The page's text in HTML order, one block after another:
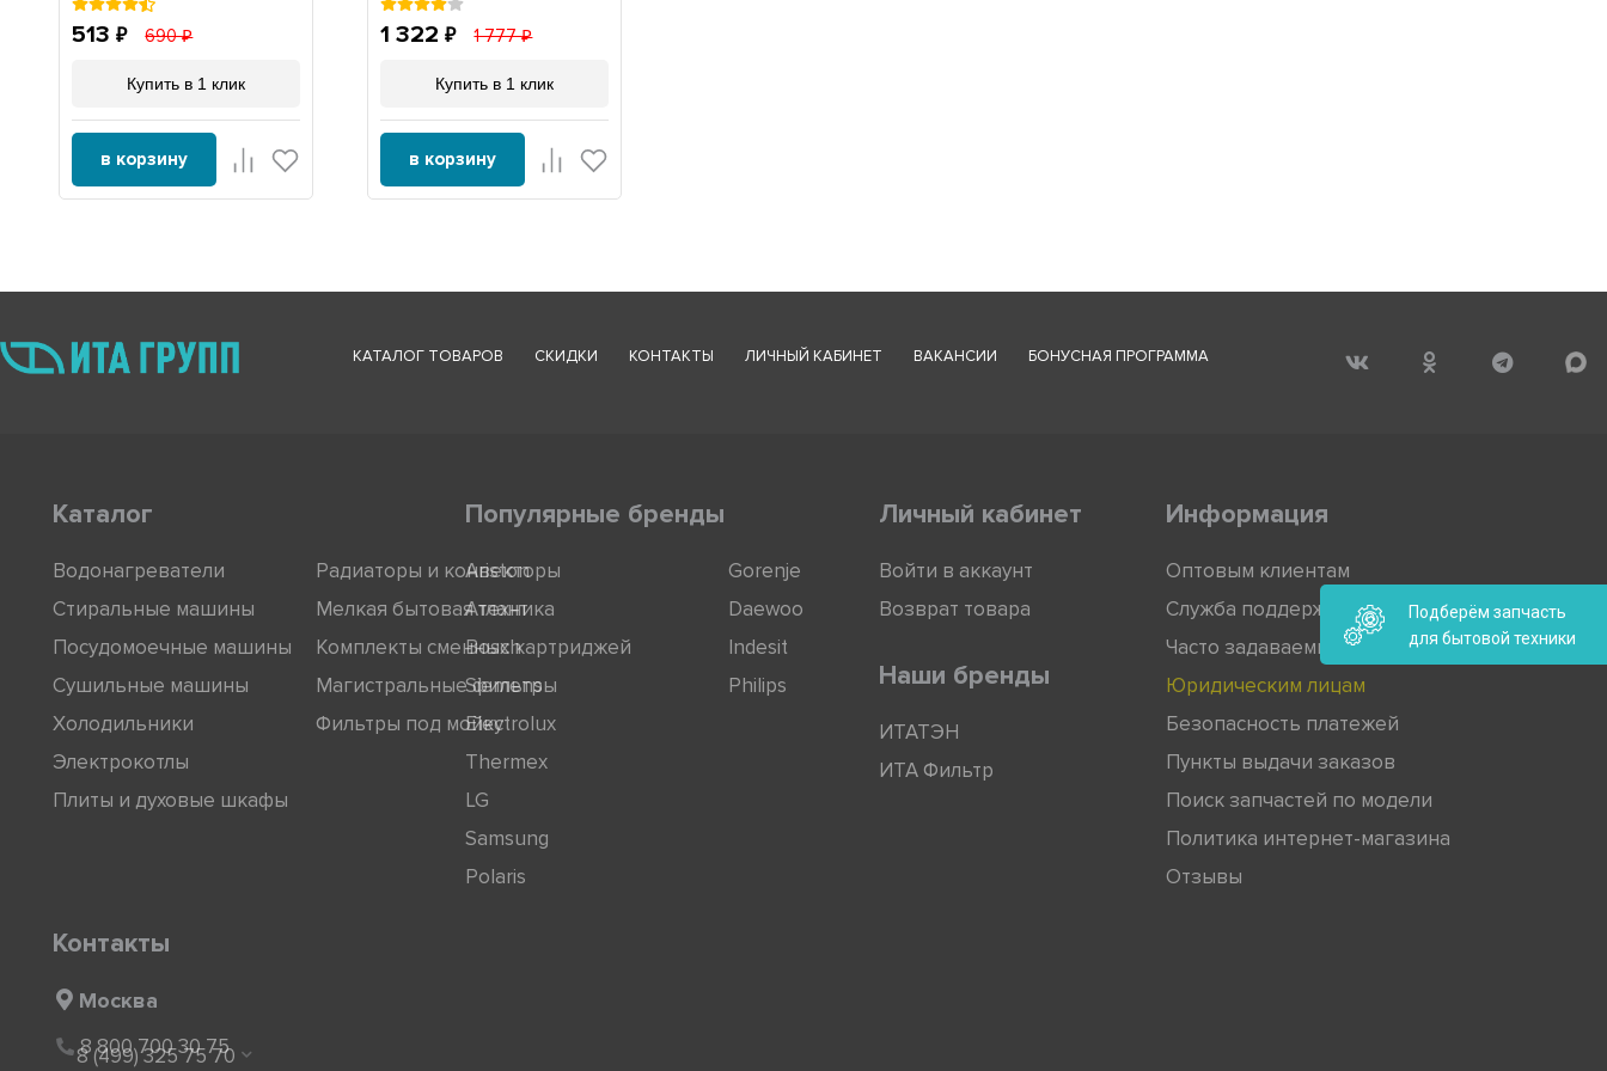
513 690
Купить в 1 клик
в корзину
1 322 1 777
Купить в 1 клик
в корзину
КАТАЛОГ ТОВАРОВ СКИДКИ КОНТАКТЫ ЛИЧНЫЙ КАБИНЕТ ВАКАНСИИ БОНУСНАЯ ПРОГРАММА
Каталог
Водонагреватели
Стиральные машины
Посудомоечные машины
Сушильные машины
Холодильники
Электрокотлы
Плиты и духовые шкафы
Радиаторы и конвекторы
Мелкая бытовая техника
Комплекты сменных картриджей
Магистральные фильтры
Фильтры под мойку
Популярные бренды
Ariston
Атлант
Bosch
Siemens
Electrolux
Thermex
LG
Samsung
Polaris
Gorenje
Daewoo
Indesit
Philips
Личный кабинет
Войти в аккаунт
Возврат товара
Наши бренды
ИТАТЭН
ИТА Фильтр
Информация
Оптовым клиентам
Служба поддержки
Часто задаваемые вопросы
Юридическим лицам
Безопасность платежей
Пункты выдачи заказов
Поиск запчастей по модели
Политика интернет-магазина
Отзывы
Контакты
Москва
8 800 700 30 75
8 (499) 325 75 70
Подберём запчасть
для бытовой техники